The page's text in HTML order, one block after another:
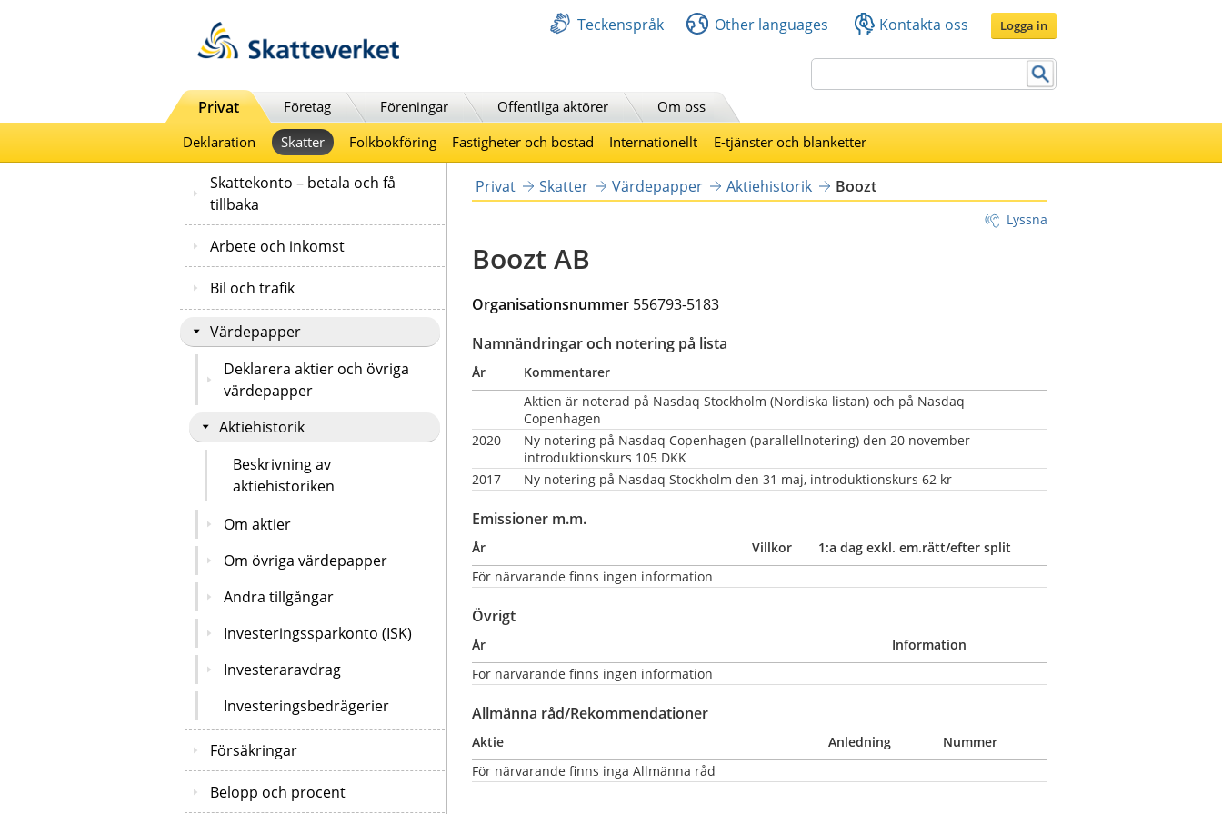
Teckenspråk Other languages Kontakta oss Logga in
Privat Företag Föreningar Offentliga aktörer
Om oss
Deklaration
Skatter Folkbokföring Fastigheter och bostad Internationellt E-tjänster och blanketter
Skattekonto – betala och få
tillbaka
Arbete och inkomst
Bil och trafik
Värdepapper
Deklarera aktier och övriga
värdepapper
Aktiehistorik
Beskrivning av
aktiehistoriken
Om aktier
Om övriga värdepapper
Andra tillgångar
Investeringssparkonto (ISK)
Investeraravdrag
Investeringsbedrägerier
Försäkringar
Belopp och procent
Privat Skatter Värdepapper Aktiehistorik Boozt
Lyssna
Boozt AB
Organisationsnummer 556793-5183
Namnändringar och notering på lista
År
Kommentarer
Aktien är noterad på Nasdaq Stockholm (Nordiska listan) och på Nasdaq
Copenhagen
2020
Ny notering på Nasdaq Copenhagen (parallellnotering) den 20 november
introduktionskurs 105 DKK
2017
Ny notering på Nasdaq Stockholm den 31 maj, introduktionskurs 62 kr
Emissioner m.m.
År Villkor
1:a dag exkl. em.rätt/efter split
För närvarande finns ingen information
Övrigt
År
Information
För närvarande finns ingen information
Allmänna råd/Rekommendationer
Aktie Anledning
Nummer
För närvarande finns inga Allmänna råd